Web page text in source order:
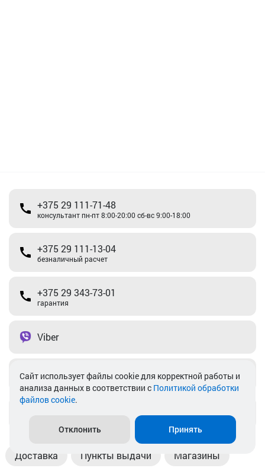
+375 29 111-71-48
консультант пн-пт 8:00-20:00 сб-вс 9:00-18:00
+375 29 111-13-04
безналичный расчет
+375 29 343-73-01
гарантия
Viber
Telegram
Доставка Пункты выдачи Магазины
Cайт использует файлы cookie для корректной работы и
анализа данных в соответствии с Политикой обработки
файлов cookie.
Отклонить Принять